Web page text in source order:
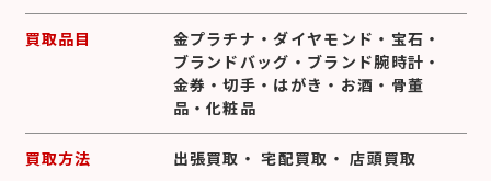
買取品目 金プラチナ ・ダイヤモンド ・ 宝石 ・
ブランドバッグ ・ ブランド腕時計 ・
金券 ・切手 ・ はがき ・ お酒 ・ 骨董
品 ・化粧品
買取方法 出張買取 ・宅配買取 ・店頭買取